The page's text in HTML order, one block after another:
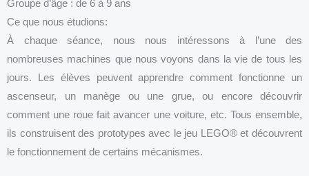
Groupe d’âge : de 6 à 9 ans
Ce que nous étudions:
À chaque séance, nous nous intéressons à l’une des
nombreuses machines que nous voyons dans la vie de tous les
jours. Les élèves peuvent apprendre comment fonctionne un
ascenseur, un manège ou une grue, ou encore découvrir
comment une roue fait avancer une voiture, etc. Tous ensemble,
ils construisent des prototypes avec le jeu LEGO® et découvrent
le fonctionnement de certains mécanismes.